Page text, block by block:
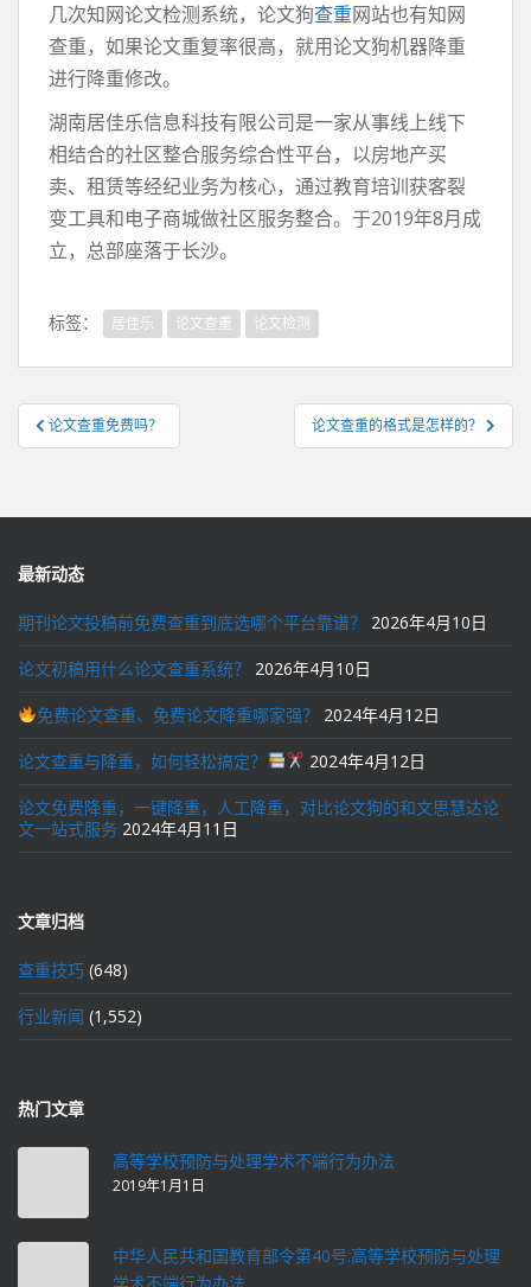
几次知网论文检测系统，论文狗查重网站也有知网
查重，如果论文重复率很高，就用论文狗机器降重
进行降重修改。
湖南居佳乐信息科技有限公司是一家从事线上线下
相结合的社区整合服务综合性平台，以房地产买
卖、租赁等经纪业务为核心，通过教育培训获客裂
变工具和电子商城做社区服务整合。于2019年8月成
立，总部座落于长沙。
标签： 居佳乐 论文查重 论文检测
文
章
航
论文查重免费吗？ 论文查重的格式是怎样的？
最新动态
期刊论文投稿前免费查重到底选哪个平台靠谱？ 2026年4月10日
论文初稿用什么论文查重系统？ 2026年4月10日
免费论文查重、免费论文降重哪家强？ 2024年4月12日
论文查重与降重，如何轻松搞定？ 2024年4月12日
论文免费降重，一键降重，人工降重，对比论文狗的和文思慧达论
文一站式服务 2024年4月11日
文章归档
查重技巧 (648)
行业新闻 (1,552)
热门文章
高等学校预防与处理学术不端行为办法
2019年1月1日
中华人民共和国教育部令第40号:高等学校预防与处理